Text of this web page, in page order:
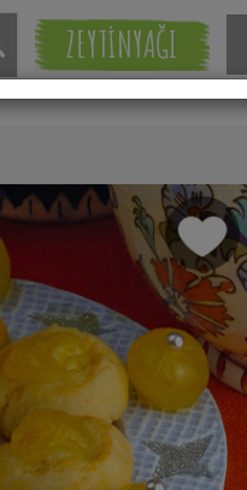
ZEYTİNYAĞI